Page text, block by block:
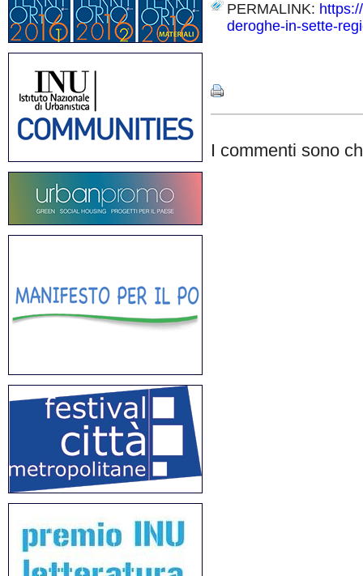
PERMALINK:
deroghe-in-sette-
I commenti sono